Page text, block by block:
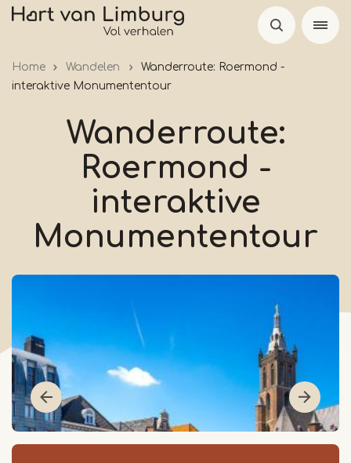
Skip
Home Wandelen
Wanderroute: Roermond -
interaktive Monumententour
Wanderroute:
Roermond -
interaktive
Monumententour